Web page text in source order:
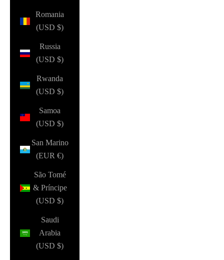
Romania
(USD $)
Russia
(USD $)
Rwanda
(USD $)
Samoa
(USD $)
San Marino
(EUR €)
São Tomé
& Príncipe
(USD $)
Saudi
Arabia
(USD $)